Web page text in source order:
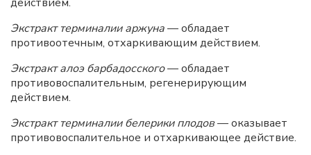
Экстракт терминалии аржуна— обладает
противоотечным, отхаркивающим действием.
Экстракт алоэ барбадосского— обладает
противовоспалительным, регенерирующим
действием.
Экстракт терминалии белерики плодов— оказывает
противовоспалительное и отхаркивающее действие.